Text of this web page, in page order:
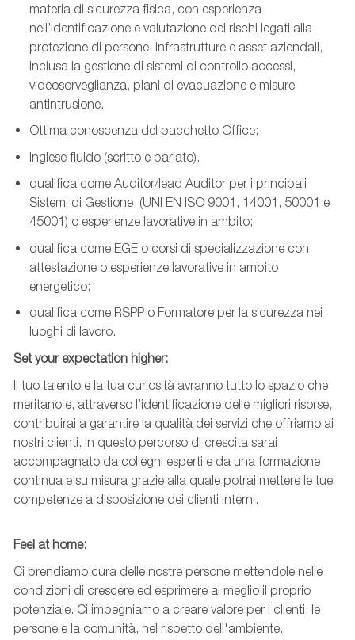
materia di sicurezza fisica, con esperienza
nell’identificazione e valutazione dei rischi legati alla
protezione di persone, infrastrutture e asset aziendali,
inclusa la gestione di sistemi di controllo accessi,
videosorveglianza, piani di evacuazione e misure
antintrusione.
Ottima conoscenza del pacchetto Office;
Inglese fluido (scritto e parlato).
qualifica come Auditor/lead Auditor per i principali
Sistemi di Gestione (UNI EN ISO 9001, 14001, 50001 e
45001) o esperienze lavorative in ambito;
qualifica come EGE o corsi di specializzazione con
attestazione o esperienze lavorative in ambito
energetico;
qualifica come RSPP o Formatore per la sicurezza nei
luoghi di lavoro.
Setyour expectation higher:
Il tuo talento e la tua curiosità avranno tutto lo spazio che
meritano e, attraverso l’identificazione delle migliori risorse,
contribuirai a garantire la qualità dei servizi che offriamo ai
nostri clienti. In questo percorso di crescita sarai
accompagnato da colleghi esperti e da una formazione
continua e su misura grazie alla quale potrai mettere le tue
competenze a disposizione dei clienti interni.
Feel athome:
Ci prendiamo cura delle nostre persone mettendole nelle
condizioni di crescere ed esprimere al meglio il proprio
potenziale. Ci impegniamo a creare valore per i clienti, le
persone e la comunità, nel rispetto dell'ambiente.